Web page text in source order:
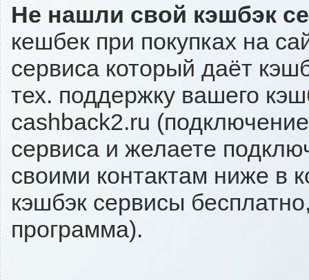
Не нашли свой кэшбэк
кешбек при покупках на
сервиса который даёт
тех. поддержку вашего
cashback2.ru
сервиса и желаете
своими контактам ниже в
кэшбэк сервисы
программа).